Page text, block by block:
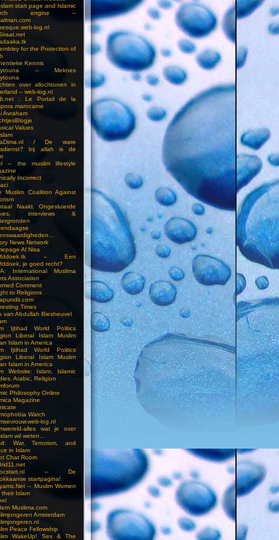
start page and Islamic
engine –
log.nl
for the Protection of
Kennis
– Meknes
over allochtonen in
– web-log.nl
: Le Portail de la
marocaine
Avraham
Values
/ De ware
bij allah is de
– the muslim lifestyle
Incorrect
Muslim Coalition Against
Naakt. Ongesluierde
interviews &
News Network
Al Nisa
– Een
je goed recht?
International Muslima
Association
Comment
to Religions
Times
van Abdullah Biesheuvel
Ijtihad World Politics
Liberal Islam Muslim
Islam in America
Ijtihad World Politics
Liberal Islam Muslim
Islam in America
Website: Islam, Islamic
Arabic, Religion
Philosophy Online
Magazine
Watch
log.nl
alles wat je over
wil weten…
War, Terrorism, and
in Islam
Chat Room
– De
startpagina!
– Muslim Women
their Islam
Muslima.com
Amsterdam
Peace Fellowship
WakeUp! Sex & The